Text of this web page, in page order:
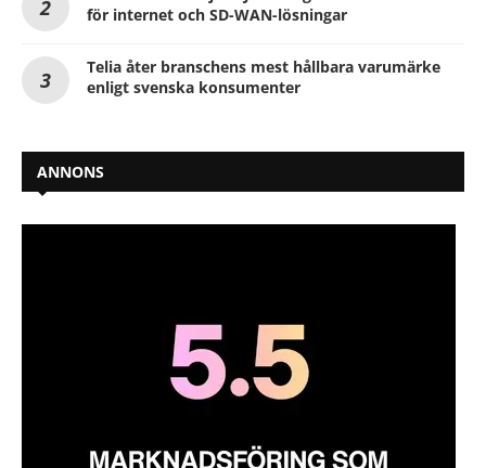
för internet och SD-WAN-lösningar
Telia åter branschens mest hållbara varumärke
enligt svenska konsumenter
ANNONS